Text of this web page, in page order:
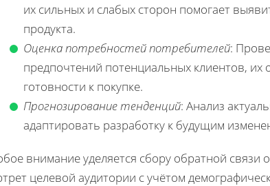
их сильных и слабых сторон помогает
продукта.
Оценка потребностей потребителей:
предпочтений потенциальных клиентов, их
готовности к покупке.
Прогнозирование тенденций: Анализ
адаптировать разработку к будущим
внимание уделяется сбору обратной связи
целевой аудитории с учётом